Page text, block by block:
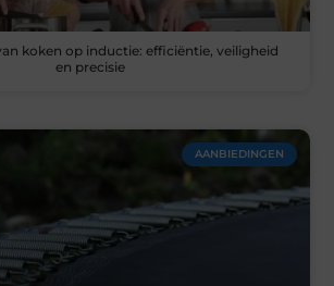
koken op inductie: efficiëntie, veiligheid
en precisie
AANBIEDINGEN